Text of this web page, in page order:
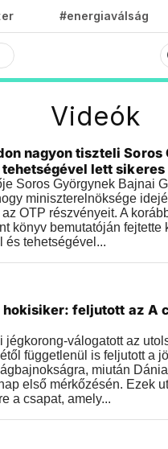
#energiaválság
Videók
09:50nagyon tiszteli Soros
lett sikeres
Soros Györgynek Bajnai
miniszterelnöksége
OTP részvényeit. A
könyv bemutatóján fejtette
és tehetségével...
06:36
feljutott az A
jégkorong-válogatott az
függetlenül is feljutott a
miután
első mérkőzésén. Ezek
a csapat, amely...